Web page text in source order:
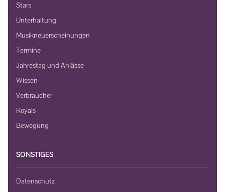
Stars
Unterhaltung
Musikneuerscheinungen
Termine
Jahrestag und Anlässe
Wissen
Verbraucher
Royals
Bewegung
SONSTIGES
Datenschutz